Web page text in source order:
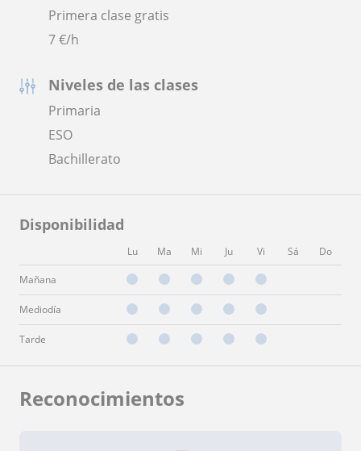
Primera clase gratis
7€/h
Niveles de las clases
Primaria
ESO
Bachillerato
Disponibilidad
Lu Ma Mi Ju Vi Sá Do
Mañana
Mediodía
Tarde
Reconocimientos